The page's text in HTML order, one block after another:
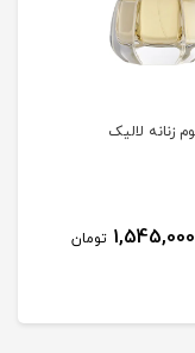
زنانه لالیک
1,545,000 تومان